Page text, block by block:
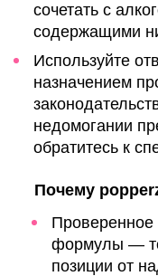
сочетать с
содержащими
Используйте
назначением
недомогании
обратитесь к
Почему
Проверенное
формулы —
позиции от